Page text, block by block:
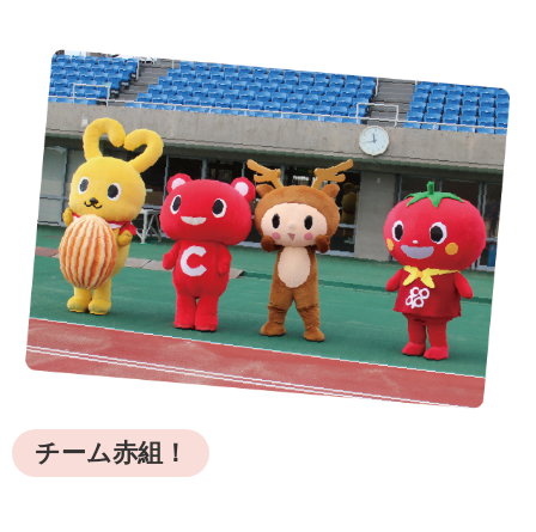
チーム赤組！